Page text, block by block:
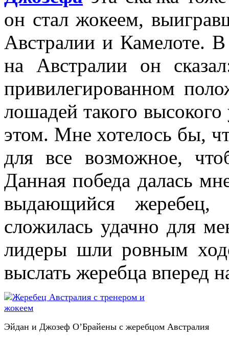
он стал жокеем,
Австралии и Камелоте.
на Австралии он
привилегированном
лошадей такого
этом. Мне хотелось бы,
для все возможное,
Данная победа далась
выдающийся
сложилась удачно для
лидеры шли ровным
выслать жеребца вперед
Эйдан и Джозеф О’Брайены с жеребцом Австралия